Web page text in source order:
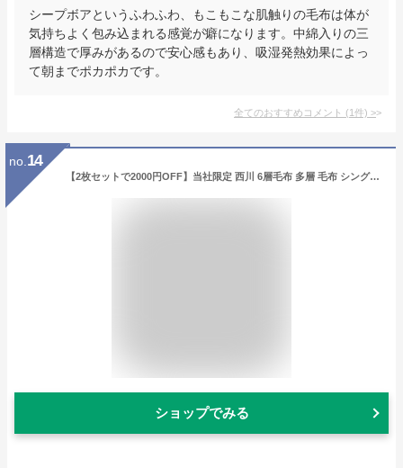
シープボアというふわふわ、もこもこな肌触りの毛布は体が
気持ちよく包み込まれる感覚が癖になります。中綿入りの三
層構造で厚みがあるので安心感もあり、吸湿発熱効果によっ
て朝までポカポカです。
全てのおすすめコメント (1件) >
no. 14
【2枚セットで2000円OFF】当社限定 西川 6層毛布 多層 毛布 シングル 6層 2.1kg カバーになる毛布 1枚2役 掛け毛布 厚手 あったか 掛け布団カバー 布団カバー SL 150×210cm シングルロング 冬 暖か 吸湿発熱 フランネル 毛布にもなる カバー 毛布カバー 洗濯機OK 節電
ショップでみる